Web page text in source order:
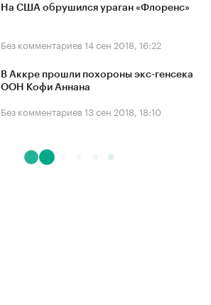
На США обрушился ураган «Флоренс»
Без комментариев 14 сен 2018, 16:22
В Аккре прошли похороны экс-генсека
ООН Кофи Аннана
Без комментариев 13 сен 2018, 18:10